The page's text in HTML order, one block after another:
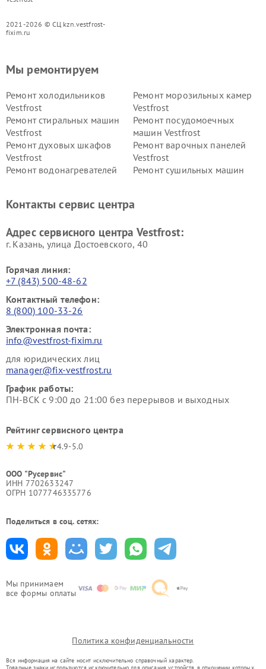
2021-2026 © СЦ kzn.vestfrost-
fixim.ru
Мы принимаем
все формы оплаты
Мы ремонтируем
Ремонт холодильников
Vestfrost
Ремонт морозильных камер
Vestfrost
Ремонт стиральных машин
Vestfrost
Ремонт посудомоечных
машин Vestfrost
Ремонт духовых шкафов
Vestfrost
Ремонт варочных панелей
Vestfrost
Ремонт водонагревателей
Ремонт сушильных машин
Vestfrost
Контакты сервис центра
Адрес сервисного центра Vestfrost:
г. Казань, улица Достоевского, 40
Горячая линия:
+7 (843) 500-48-62
Контактный телефон:
8 (800) 100-33-26
Электронная почта:
info@vestfrost-fixim.ru
для юридических лиц
manager@fix-vestfrost.ru
График работы:
ПН-ВСК с 9:00 до 21:00 без перерывов и выходных
Рейтинг сервисного центра
4.9-5.0
ООО "Русервис"
ИНН 7702633247
ОГРН 1077746335776
Поделиться в соц. сетях:
Политика конфиденциальности
Вся информация на сайте носит исключительно справочный характер.